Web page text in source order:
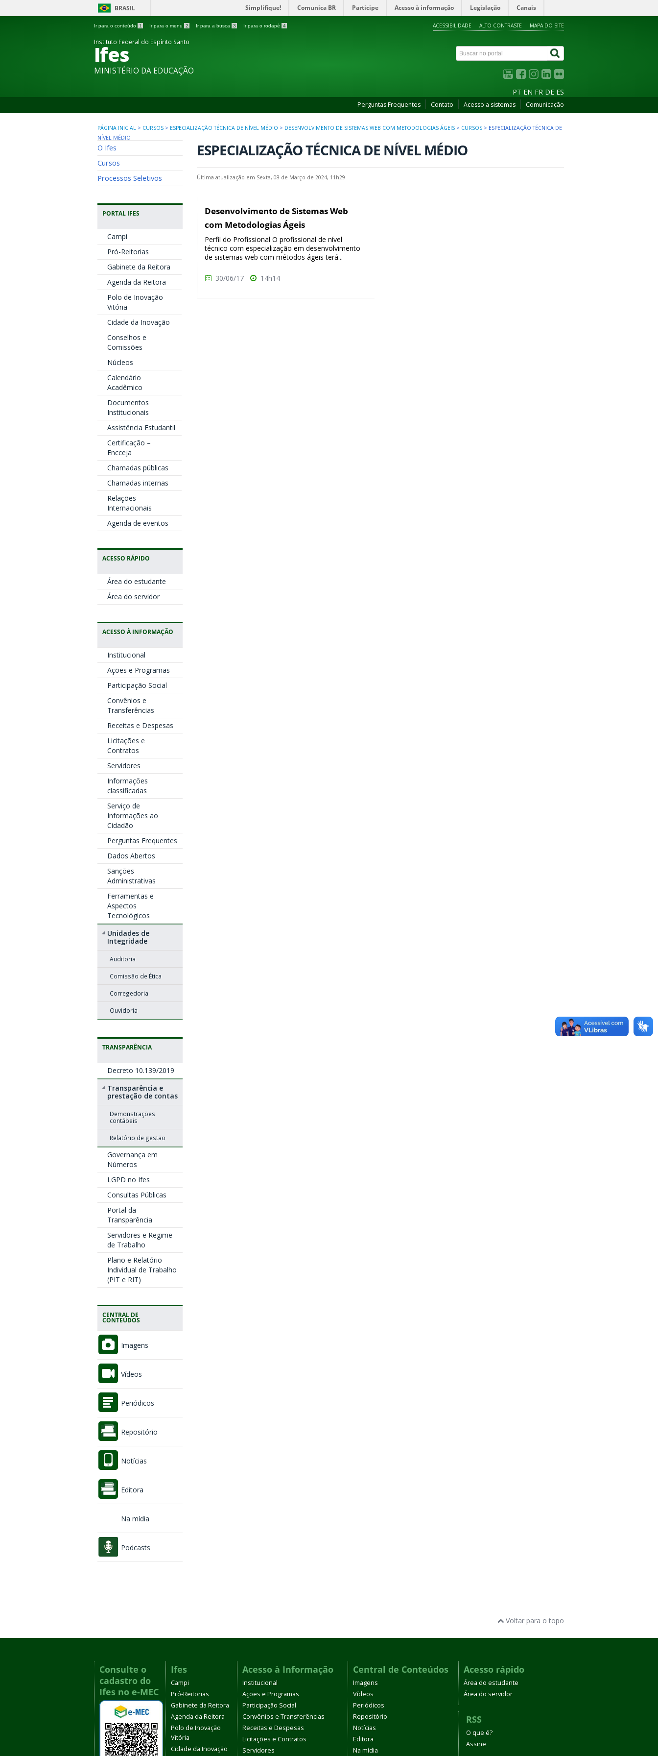
BRASIL Simplifique! Comunica BR Participe Acesso à informação Legislação Canais
Ir para o conteúdo 1 Ir para o menu 2 Ir para a busca 3 Ir para o rodapé 4 ACESSIBILIDADE ALTO CONTRASTE MAPA DO SITE
Instituto Federal do Espírito Santo
Ifes
MINISTÉRIO DA EDUCAÇÃO
PT EN FR DE ES
Perguntas Frequentes Contato Acesso a sistemas Comunicação
PÁGINA INICIAL > CURSOS > ESPECIALIZAÇÃO TÉCNICA DE NÍVEL MÉDIO > DESENVOLVIMENTO DE SISTEMAS WEB COM METODOLOGIAS ÁGEIS > CURSOS > ESPECIALIZAÇÃO TÉCNICA DE
NÍVEL MÉDIO
O Ifes
Cursos
Processos Seletivos
PORTAL IFES
Campi
Pró-Reitorias
Gabinete da Reitora
Agenda da Reitora
Polo de Inovação
Vitória
Cidade da Inovação
Conselhos e
Comissões
Núcleos
Calendário
Acadêmico
Documentos
Institucionais
Assistência Estudantil
Certificação –
Encceja
Chamadas públicas
Chamadas internas
Relações
Internacionais
Agenda de eventos
ACESSO RÁPIDO
Área do estudante
Área do servidor
ACESSO À INFORMAÇÃO
Institucional
Ações e Programas
Participação Social
Convênios e
Transferências
Receitas e Despesas
Licitações e
Contratos
Servidores
Informações
classificadas
Serviço de
Informações ao
Cidadão
Perguntas Frequentes
Dados Abertos
Sanções
Administrativas
Ferramentas e
Aspectos
Tecnológicos
Unidades de
Integridade
Auditoria
Comissão de Ética
Corregedoria
Ouvidoria
TRANSPARÊNCIA
Decreto 10.139/2019
Transparência e
prestação de contas
Demonstrações
contábeis
Relatório de gestão
Governança em
Números
LGPD no Ifes
Consultas Públicas
Portal da
Transparência
Servidores e Regime
de Trabalho
Plano e Relatório
Individual de Trabalho
(PIT e RIT)
CENTRAL DE
CONTEÚDOS
Imagens
Vídeos
Periódicos
Repositório
Notícias
Editora
Na mídia
Podcasts
ESPECIALIZAÇÃO TÉCNICA DE NÍVEL MÉDIO
Última atualização em Sexta, 08 de Março de 2024, 11h29
Desenvolvimento de Sistemas Web
com Metodologias Ágeis
Perfil do Profissional O profissional de nível
técnico com especialização em desenvolvimento
de sistemas web com métodos ágeis terá...
30/06/17 14h14
Voltar para o topo
Consulte o
cadastro do
Ifes no e-MEC
Ifes
Campi
Pró-Reitorias
Gabinete da Reitora
Agenda da Reitora
Polo de Inovação
Vitória
Cidade da Inovação
Acesso à Informação
Institucional
Ações e Programas
Participação Social
Convênios e Transferências
Receitas e Despesas
Licitações e Contratos
Servidores
Central de Conteúdos
Imagens
Vídeos
Periódicos
Repositório
Notícias
Editora
Na mídia
Acesso rápido
Área do estudante
Área do servidor
RSS
O que é?
Assine